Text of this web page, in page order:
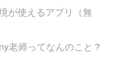
が使えるアプリ（無
老师ってなんのこと？